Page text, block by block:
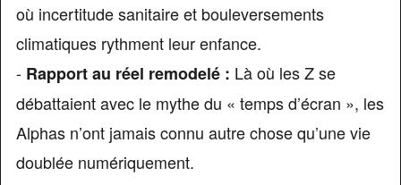
où incertitude sanitaire et bouleversements
climatiques rythment leur enfance.
- Rapport au réel remodelé : Là où les Z se
débattaient avec le mythe du « temps d’écran », les
Alphas n’ont jamais connu autre chose qu’une vie
doublée numériquement.